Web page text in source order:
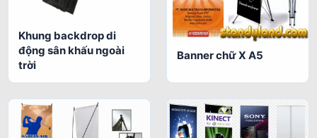
Khung backdrop di
động sân khấu ngoài
trời
Banner chữ X A5